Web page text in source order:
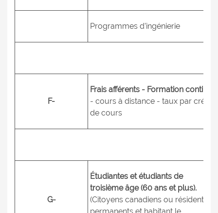
Programmes d’ingénierie
F-
Frais afférents - Formation continue
- cours à distance - taux par crédit
de cours
G-
Étudiantes et étudiants de
troisième âge (60 ans et plus).
(Citoyens canadiens ou résidents